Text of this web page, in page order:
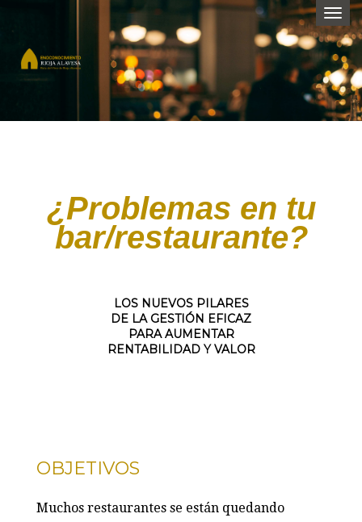
¿Problemas en tu
bar/restaurante?
LOS NUEVOS PILARES
DE LA GESTIÓN EFICAZ
PARA AUMENTAR
RENTABILIDAD Y VALOR
OBJETIVOS
Muchos restaurantes se están quedando